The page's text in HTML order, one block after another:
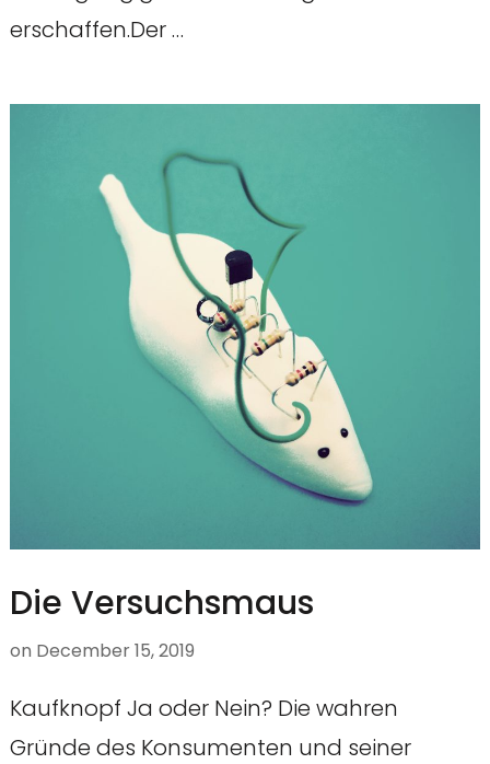
erschaffen.Der …
Die Versuchsmaus
on December 15, 2019
Kaufknopf Ja oder Nein? Die wahren
Gründe des Konsumenten und seiner